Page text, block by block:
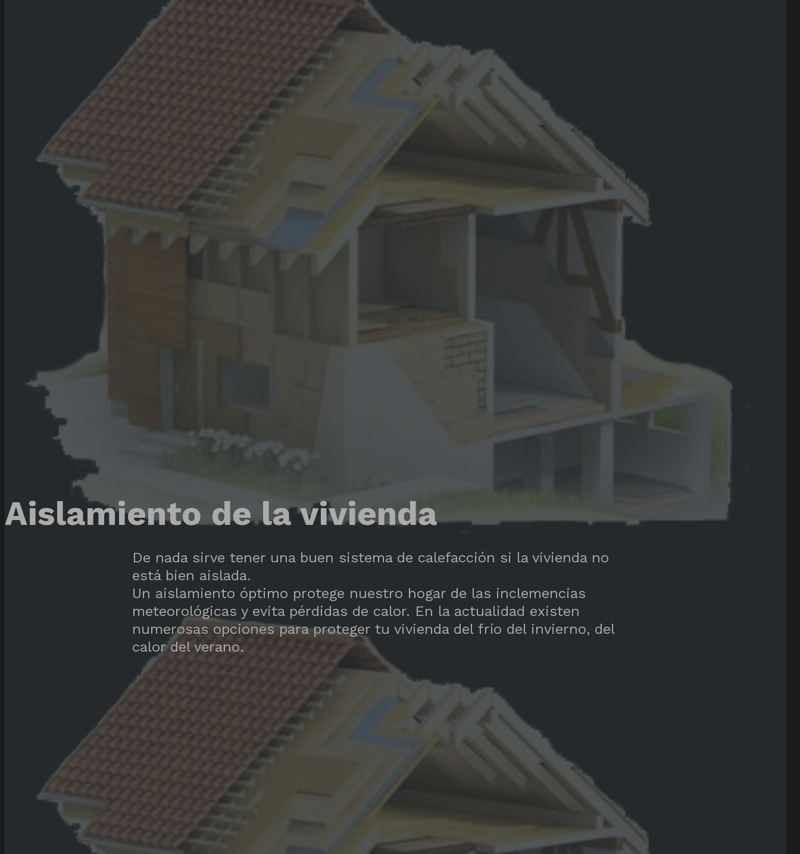
Aislamiento de la vivienda
De nada sirve tener una buen sistema de calefacción si la vivienda no
está bien aislada.
Un aislamiento óptimo protege nuestro hogar de las inclemencias
meteorológicas y evita pérdidas de calor. En la actualidad existen
numerosas opciones para proteger tu vivienda del frío del invierno, del
calor del verano.